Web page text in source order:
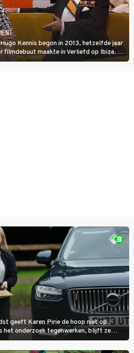
Kennis begon in 2013, hetzelfde jaar
filmdebuut maakte in Verliefd op Ibiza. In
wat ze nog meer weten van het
geeft Karen Pirie de hoop niet op.
het onderzoek tegenwerken, blijft ze
slotaflevering van Karen Pirie leidt het
naar Malta.